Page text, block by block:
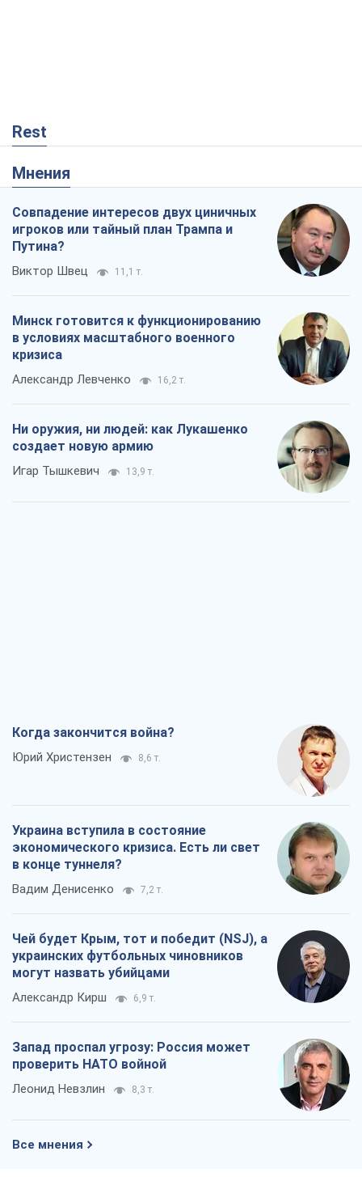
Rest
Мнения
Совпадение интересов двух циничных
игроков или тайный план Трампа и
Путина?
Виктор Швец 11,1 т.
Минск готовится к функционированию
в условиях масштабного военного
кризиса
Александр Левченко 16,2 т.
Ни оружия, ни людей: как Лукашенко
создает новую армию
Игар Тышкевич 13,9 т.
Когда закончится война?
Юрий Христензен 8,6 т.
Украина вступила в состояние
экономического кризиса. Есть ли свет
в конце туннеля?
Вадим Денисенко 7,2 т.
Чей будет Крым, тот и победит (NSJ), а
украинских футбольных чиновников
могут назвать убийцами
Александр Кирш 6,9 т.
Запад проспал угрозу: Россия может
проверить НАТО войной
Леонид Невзлин 8,3 т.
Все мнения